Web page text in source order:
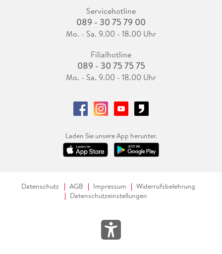
Servicehotline
089 - 30 75 79 00
Mo. - Sa. 9.00 - 18.00 Uhr
Filialhotline
089 - 30 75 75 75
Mo. - Sa. 9.00 - 18.00 Uhr
Laden Sie unsere App herunter.
Datenschutz AGB Impressum
Widerrufsbelehrung
Datenschutzeinstellungen